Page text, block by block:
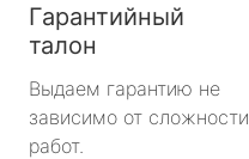
Гарантийный
талон
Выдаем гарантию не
зависимо от сложности
работ.